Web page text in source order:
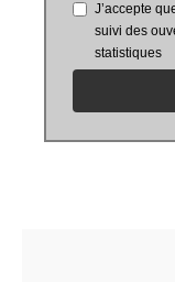
J’accepte
suivi des
statistiques